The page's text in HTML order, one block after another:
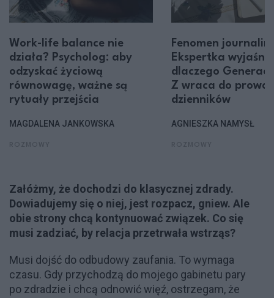
Work-life balance nie
działa? Psycholog: aby
odzyskać życiową
równowagę, ważne są
rytuały przejścia
MAGDALENA JANKOWSKA
Fenomen
Ekspertka
dlaczego
Z wraca do
dzienników
AGNIESZKA NAMYSŁ
Załóżmy, że dochodzi do klasycznej zdrady.
Dowiadujemy się o niej, jest rozpacz, gniew. Ale
obie strony chcą kontynuować związek. Co się
musi zadziać, by relacja przetrwała wstrząs?
Musi dojść do odbudowy zaufania. To wymaga
czasu. Gdy przychodzą do mojego gabinetu pary
po zdradzie i chcą odnowić więź, ostrzegam, że